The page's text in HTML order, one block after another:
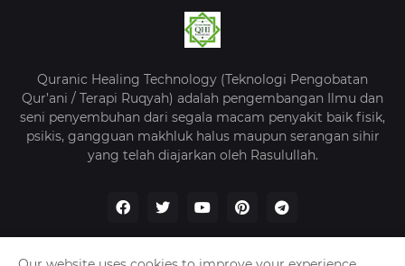
Quranic Healing Technology (Teknologi Pengobatan
Qur’ani / Terapi Ruqyah) adalah pengembangan Ilmu dan
seni penyembuhan dari segala macam penyakit baik fisik,
psikis, gangguan makhluk halus maupun serangan sihir
yang telah diajarkan oleh Rasulullah.